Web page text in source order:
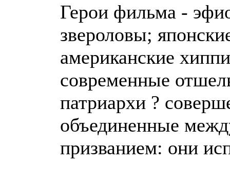
Герои фильма -
звероловы;
американские
современные
патриархи ?
объединенные
призванием: они